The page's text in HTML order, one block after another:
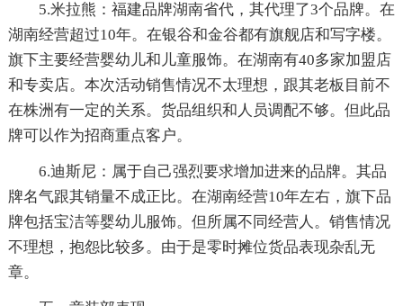
5.米拉熊：福建品牌湖南省代，其代理了3个品牌。在
湖南经营超过10年。在银谷和金谷都有旗舰店和写字楼。
旗下主要经营婴幼儿和儿童服饰。在湖南有40多家加盟店
和专卖店。本次活动销售情况不太理想，跟其老板目前不
在株洲有一定的关系。货品组织和人员调配不够。但此品
牌可以作为招商重点客户。
6.迪斯尼：属于自己强烈要求增加进来的品牌。其品
牌名气跟其销量不成正比。在湖南经营10年左右，旗下品
牌包括宝洁等婴幼儿服饰。但所属不同经营人。销售情况
不理想，抱怨比较多。由于是零时摊位货品表现杂乱无
章。